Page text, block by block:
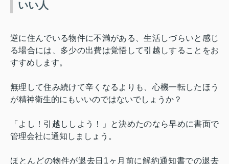
いい人
逆に住んでいる物件に不満がある、生活しづらいと感じ
る場合には、多少の出費は覚悟して引越しすることをお
すすめします。
無理して住み続けて辛くなるよりも、心機一転したほう
が精神衛生的にもいいのではないでしょうか？
「よし！引越ししよう！」と決めたのなら早めに書面で
管理会社に通知しましょう。
ほとんどの物件が退去日 1 ヶ月前に解約通知書での退去